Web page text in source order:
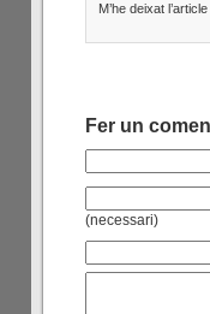
M’he deixat
Fer un
(necessari)